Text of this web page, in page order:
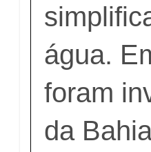
água.
foram
da